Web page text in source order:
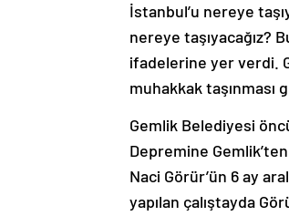
İstanbul’u nereye
nereye taşıyacağız?
ifadelerine yer verdi.
muhakkak
Gemlik Belediyesi
Depremine
Naci Görür’ün 6 ay
yapılan çalıştayda